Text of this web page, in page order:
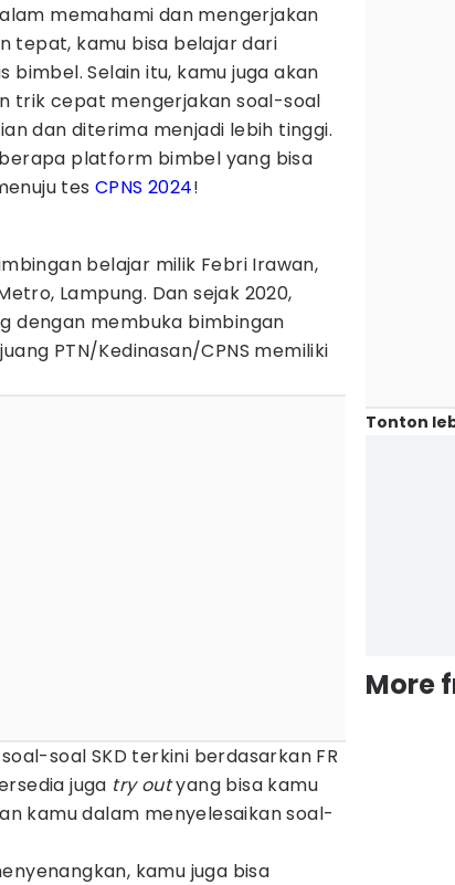
memahami dan mengerjakan
tepat, kamu bisa belajar dari
Selain itu, kamu juga akan
trik cepat mengerjakan soal-soal
dan diterima menjadi lebih tinggi.
platform bimbel yang bisa
tes CPNS 2024!
belajar milik Febri Irawan,
Lampung. Dan sejak 2020,
dengan membuka bimbingan
PTN/Kedinasan/CPNS memiliki
soal SKD terkini berdasarkan FR
juga try outyang bisa kamu
kamu dalam menyelesaikan soal-
kamu juga bisa
Tonton
More